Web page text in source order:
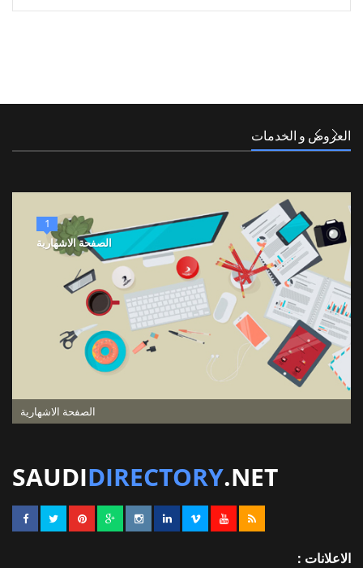
العروض و الخدمات
1
الصفحة الاشهارية
الصفحة الاشهارية
SAUDIDIRECTORY.NET
الاعلانات :